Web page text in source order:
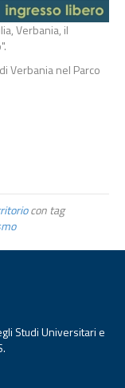
Verbania, il
Verbania nel Parco
con tag
Studi Universitari e